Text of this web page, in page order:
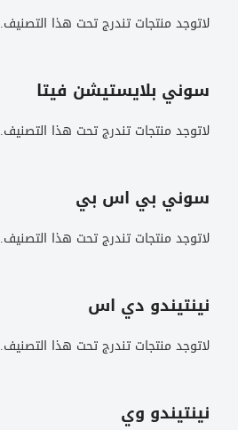
لاتوجد منتجات تندرج تحت هذا التصنيف.
سوني بلايستيشن فيتا
لاتوجد منتجات تندرج تحت هذا التصنيف.
سوني بي اس بي
لاتوجد منتجات تندرج تحت هذا التصنيف.
نينتيندو دي اس
لاتوجد منتجات تندرج تحت هذا التصنيف.
نينتيندو وي